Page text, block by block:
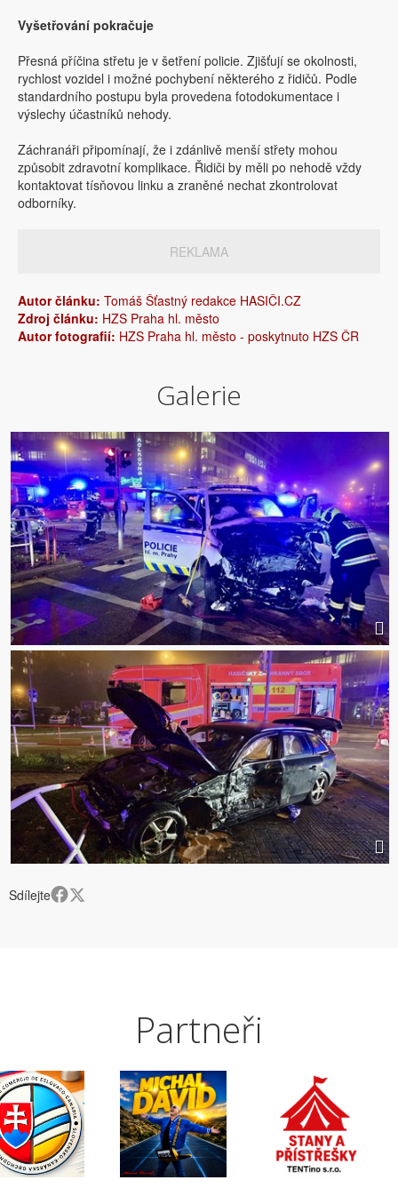
Vyšetřování pokračuje
Přesná příčina střetu je v šetření policie. Zjišťují se okolnosti,
rychlost vozidel i možné pochybení některého z řidičů. Podle
standardního postupu byla provedena fotodokumentace i
výslechy účastníků nehody.
Záchranáři připomínají, že i zdánlivě menší střety mohou
způsobit zdravotní komplikace. Řidiči by měli po nehodě vždy
kontaktovat tísňovou linku a zraněné nechat zkontrolovat
odborníky.
REKLAMA
Autor článku: Tomáš Šťastný redakce HASIČI.CZ
Zdroj článku: HZS Praha hl. město
Autor fotografií: HZS Praha hl. město - poskytnuto HZS ČR
Galerie
Sdílejte
Partneři